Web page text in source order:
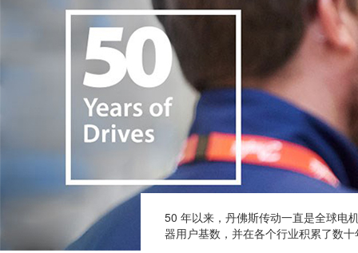
50 年以来，丹佛斯传动一直是全球电
器用户基数，并在各个行业积累了数